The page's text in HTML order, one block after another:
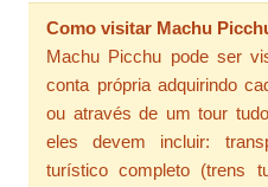
Como visitar Machu
Machu Picchu pode ser
conta própria adquirindo
ou através de um tour
eles devem incluir:
turístico completo (trens